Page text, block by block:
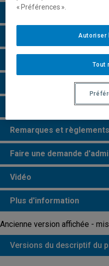
Cours à suivre et horaires
Grille de cheminement
Perspectives
Champs de recherche
Remarques et règlements
Faire une demande
Vidéo
Plus d'information
Ancienne version affichée -
Versions du descriptif du
« Préférences ».
Tout
Autoriser